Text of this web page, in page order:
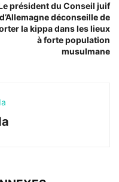
président du Conseil juif
d’Allemagne déconseille de
la kippa dans les lieux
à forte population
musulmane